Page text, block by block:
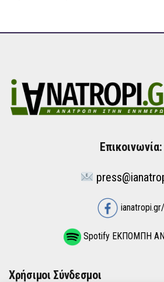
Επικοινωνία:
ianatropi.gr/
Spotify ΕΚΠΟΜΠΗ
Χρήσιμοι Σύνδεσμοι